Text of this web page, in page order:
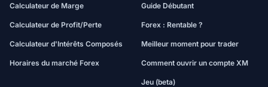
Calculateur de Marge
Calculateur de Profit/Perte
Calculateur d'Intérêts Composés
Horaires du marché Forex
Guide Débutant
Forex : Rentable ?
Meilleur moment pour trader
Comment ouvrir un compte XM
Jeu (beta)